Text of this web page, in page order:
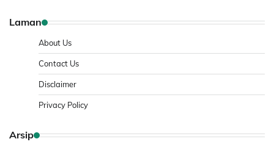
Laman
About Us
Contact Us
Disclaimer
Privacy Policy
Arsip